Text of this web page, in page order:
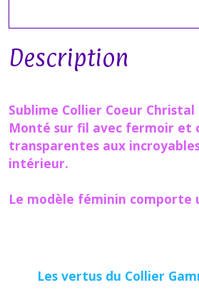
Description
Sublime Collier Coeur
Monté sur fil avec fermoir et
transparentes aux
intérieur.
Le modèle féminin
Les vertus du Collier